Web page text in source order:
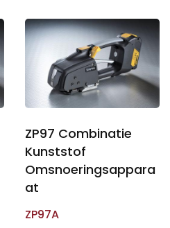
ZP97 Combinatie
Kunststof
Omsnoeringsappara
At
ZP97A